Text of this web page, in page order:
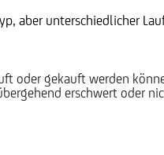
aber unterschiedlicher
oder gekauft werden
erschwert oder